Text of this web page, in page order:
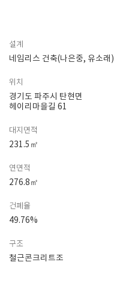
설계
네임리스 건축(나은중, 유소래)
위치
경기도 파주시 탄현면
헤이리마을길 61
대지면적
231.5㎡
연면적
276.8㎡
건폐율
49.76%
구조
철근콘크리트조